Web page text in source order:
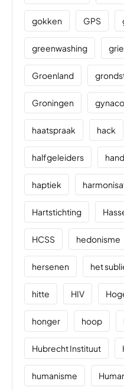
gokken GPS
greenwashing
Groenland
Groningen
haatspraak hack
halfgeleiders
haptiek
Hartstichting
HCSS hedonisme
hersenen het
hitte HIV
honger hoop
Hubrecht Instituut
humanisme